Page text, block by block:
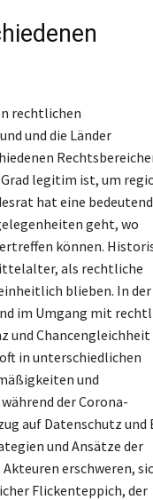
rechtlichen
und die Länder
legitim ist, um
hat eine
geht, wo
können.
als rechtliche
blieben. In der
im Umgang mit
und Chancengleichheit
in unterschiedlichen
und
der Corona-
auf Datenschutz und
und Ansätze der
erschweren,
Flickenteppich, der